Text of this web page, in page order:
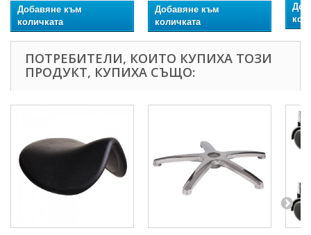
Добавяне към
количката
Добавяне към
количката
ПОТРЕБИТЕЛИ, КОИТО КУПИХА ТОЗИ
ПРОДУКТ, КУПИХА СЪЩО: